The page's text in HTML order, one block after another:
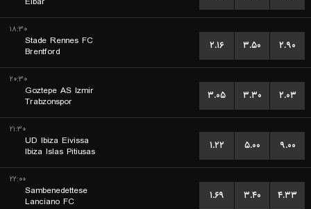
۱۸:۳۰
Stade Rennes FC
Brentford
۲.۱۶ ۳.۵۰ ۲.۹۰
۲۰:۳۰
Goztepe AS Izmir
Trabzonspor
۳.۰۵ ۳.۳۰ ۲.۰۳
۲۱:۳۰
UD Ibiza Eivissa
Ibiza Islas Pitiusas
۱.۲۲ ۵.۰۰ ۹.۰۰
۲۲:۰۰
Sambenedettese
Lanciano FC
۱.۶۹ ۳.۴۰ ۴.۳۳